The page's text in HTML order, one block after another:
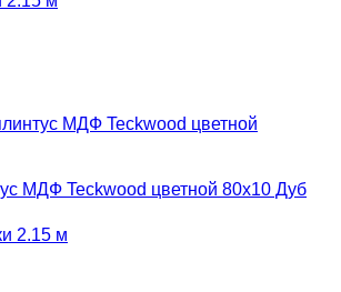
МДФ Teckwood цветной 80х10 Дуб